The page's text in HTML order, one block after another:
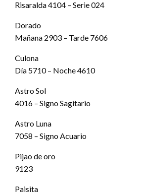
Risaralda 4104 – Serie 024
Dorado
Mañana 2903 – Tarde 7606
Culona
Día 5710 – Noche 4610
Astro Sol
4016 – Signo Sagitario
Astro Luna
7058 – Signo Acuario
Pijao de oro
9123
Paisita